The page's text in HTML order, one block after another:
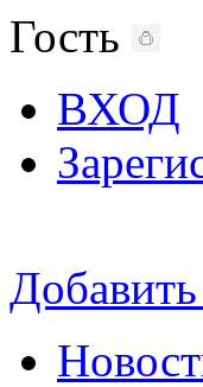
Гость
ВХОД